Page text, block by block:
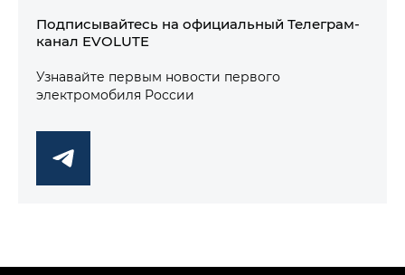
Подписывайтесь на официальный Телеграм-
канал EVOLUTE
Узнавайте первым новости первого
электромобиля России